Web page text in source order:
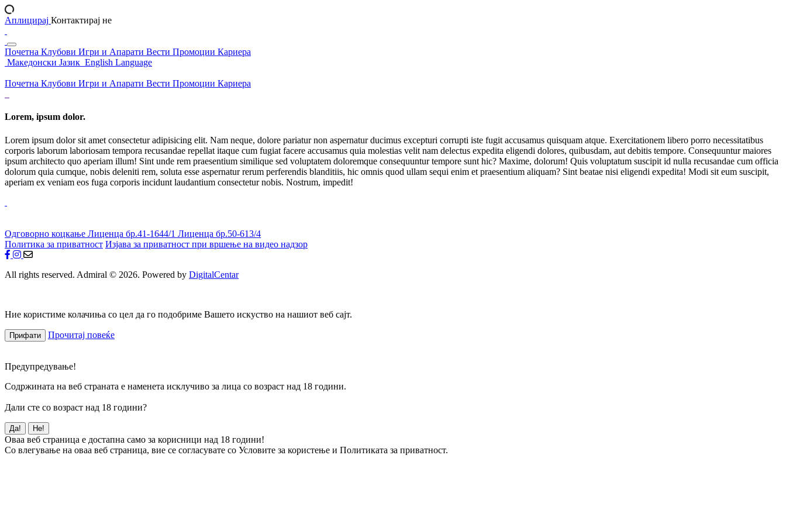
Аплицирај Контактирај не
Почетна Клубови Игри и Апарати Вести Промоции Кариера
Македонски Јазик English Language
Почетна Клубови Игри и Апарати Вести Промоции Кариера
Lorem, ipsum dolor.
Lorem ipsum dolor sit amet consectetur adipisicing elit. Nam neque, dolore pariatur non aspernatur ducimus excepturi corrupti iste fugit accusamus quisquam atque. Exercitationem libero porro necessitatibus
corporis laborum laboriosam tempora recusandae repellat itaque cum fugiat facere accusamus quia molestias velit nam delectus expedita eligendi dolores, quibusdam, aut debitis tempore. Consequuntur maiores
ipsum architecto quo aperiam illum! Sint unde rem praesentium similique sed voluptatem doloremque consequuntur tempore sunt hic? Maxime, dolorum! Quis voluptatum suscipit id nulla recusandae cum officia
dolorum quia cumque, nobis deleniti rem, soluta esse aspernatur rerum perferendis blanditiis, hic omnis quod ullam sequi enim et praesentium aliquam? Sint beatae nisi eligendi expedita! Modi sit eum suscipit,
aperiam ex veniam eos fuga corporis incidunt laudantium consectetur nobis. Nostrum, impedit!
Одговорно коцкање Лиценца бр.41-1644/1 Лиценца бр.50-613/4
Политика за приватност Изјава за приватност при вршење на видео надзор
All rights reserved. Admiral © 2026. Powered by DigitalCentar
Ние користиме колачиња со цел да го подобриме Вашето искуство на нашиот веб сајт.
Прифати Прочитај повеќе
Предупредување!
Содржината на веб страната е наменета исклучиво за лица со возраст над 18 години.
Дали сте со возраст над 18 години?
Да! Не!
Оваа веб страница е достапна само за корисници над 18 години!
Со влегување на оваа веб страница, вие се согласувате со Условите за користење и Политиката за приватност.